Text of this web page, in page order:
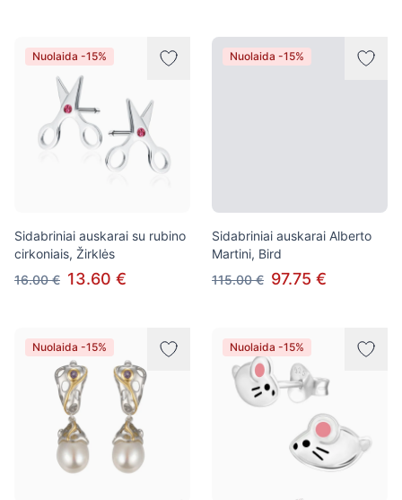
Nuolaida -15%
Sidabriniai auskarai su rubino
cirkoniais, Žirklės
16.00 € 13.60 €
Nuolaida -15%
Sidabriniai auskarai Alberto
Martini, Bird
115.00 € 97.75 €
Nuolaida -15% Nuolaida -15%